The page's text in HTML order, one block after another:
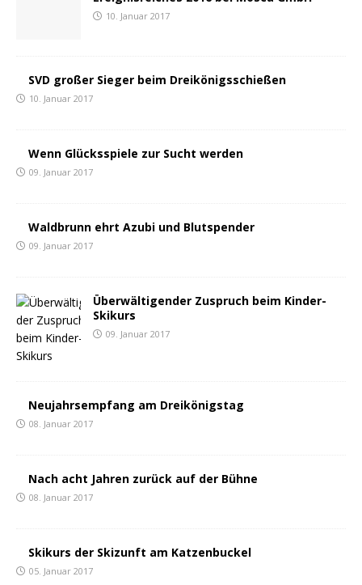
10. Januar 2017
SVD großer Sieger beim Dreikönigsschießen
10. Januar 2017
Wenn Glücksspiele zur Sucht werden
09. Januar 2017
Waldbrunn ehrt Azubi und Blutspender
09. Januar 2017
Überwältigender Zuspruch beim Kinder-
Skikurs
09. Januar 2017
Neujahrsempfang am Dreikönigstag
08. Januar 2017
Nach acht Jahren zurück auf der Bühne
08. Januar 2017
Skikurs der Skizunft am Katzenbuckel
05. Januar 2017